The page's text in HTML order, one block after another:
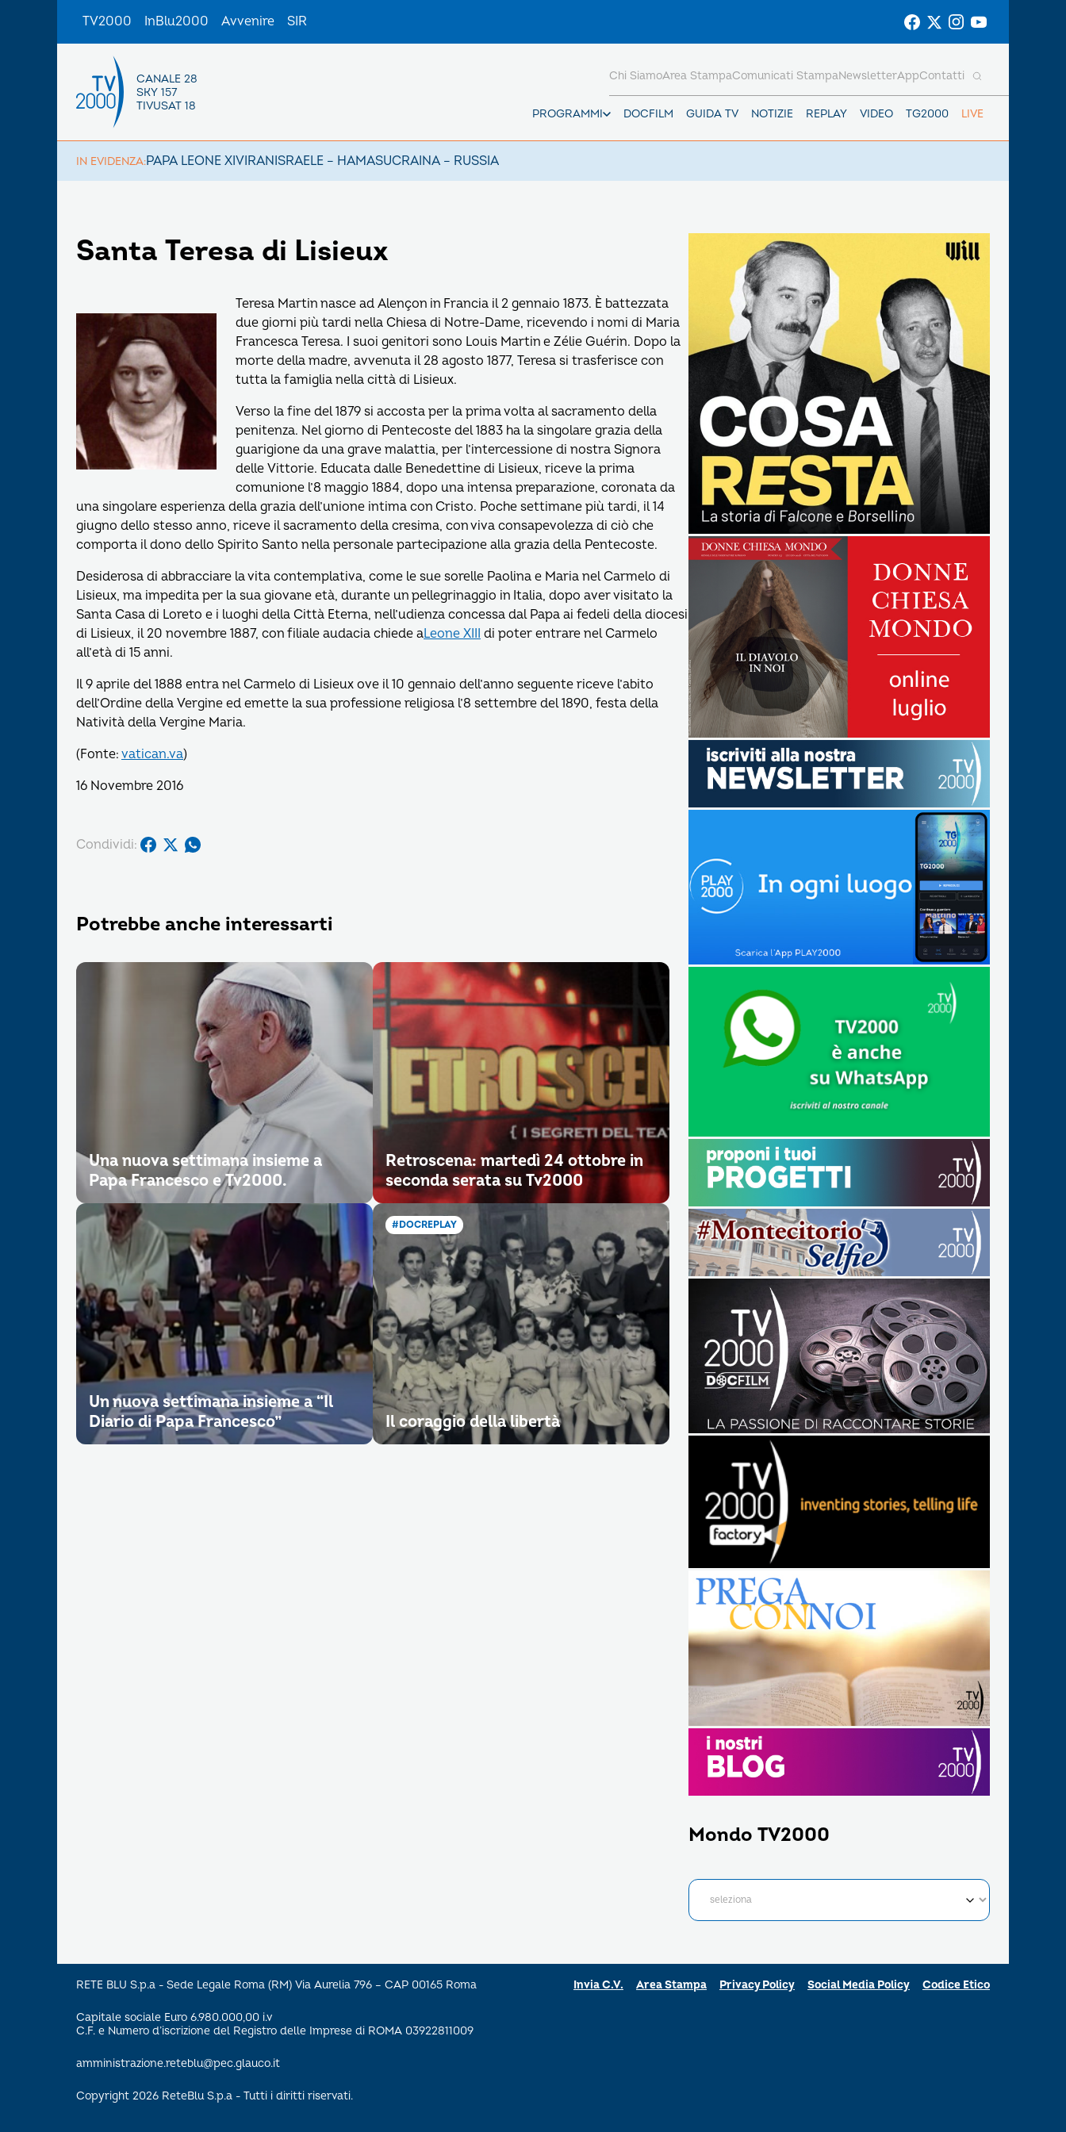
TV2000 InBlu2000 Avvenire SIR
CANALE 28
SKY 157
TIVUSAT 18
PROGRAMMI DOCFILM GUIDA TV NOTIZIE REPLAY VIDEO TG2000 LIVE
Chi SiamoArea StampaComunicati StampaNewsletterAppContatti
IN EVIDENZA:PAPA LEONE XIVIRANISRAELE – HAMASUCRAINA – RUSSIA
Santa Teresa di Lisieux
Teresa Martin nasce ad Alençon in Francia il 2 gennaio 1873. È battezzata
due giorni più tardi nella Chiesa di Notre-Dame, ricevendo i nomi di Maria
Francesca Teresa. I suoi genitori sono Louis Martin e Zélie Guérin. Dopo la
morte della madre, avvenuta il 28 agosto 1877, Teresa si trasferisce con
tutta la famiglia nella città di Lisieux.
Verso la fine del 1879 si accosta per la prima volta al sacramento della
penitenza. Nel giorno di Pentecoste del 1883 ha la singolare grazia della
guarigione da una grave malattia, per l’intercessione di nostra Signora
delle Vittorie. Educata dalle Benedettine di Lisieux, riceve la prima
comunione l’8 maggio 1884, dopo una intensa preparazione, coronata da
una singolare esperienza della grazia dell’unione intima con Cristo. Poche settimane più tardi, il 14
giugno dello stesso anno, riceve il sacramento della cresima, con viva consapevolezza di ciò che
comporta il dono dello Spirito Santo nella personale partecipazione alla grazia della Pentecoste.
Desiderosa di abbracciare la vita contemplativa, come le sue sorelle Paolina e Maria nel Carmelo di
Lisieux, ma impedita per la sua giovane età, durante un pellegrinaggio in Italia, dopo aver visitato la
Santa Casa di Loreto e i luoghi della Città Eterna, nell’udienza concessa dal Papa ai fedeli della diocesi
di Lisieux, il 20 novembre 1887, con filiale audacia chiede aLeone XIII di poter entrare nel Carmelo
all’età di 15 anni.
Il 9 aprile del 1888 entra nel Carmelo di Lisieux ove il 10 gennaio dell’anno seguente riceve l’abito
dell’Ordine della Vergine ed emette la sua professione religiosa l’8 settembre del 1890, festa della
Natività della Vergine Maria.
(Fonte: vatican.va)
16 Novembre 2016
Condividi:
Potrebbe anche interessarti
Una nuova settimana insieme a
Papa Francesco e Tv2000.
Retroscena: martedì 24 ottobre in
seconda serata su Tv2000
Un nuova settimana insieme a “Il
Diario di Papa Francesco”
#DOCREPLAY
Il coraggio della libertà
Mondo TV2000
RETE BLU S.p.a - Sede Legale Roma (RM) Via Aurelia 796 – CAP 00165 Roma
Capitale sociale Euro 6.980.000,00 i.v
C.F. e Numero d’iscrizione del Registro delle Imprese di ROMA 03922811009
amministrazione.reteblu@pec.glauco.it
Copyright 2026 ReteBlu S.p.a - Tutti i diritti riservati.
Invia C.V. Area Stampa Privacy Policy Social Media Policy Codice Etico